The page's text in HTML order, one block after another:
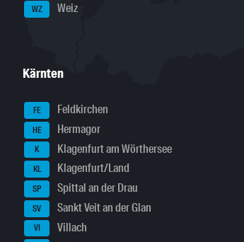
WZ Weiz
Kärnten
FE Feldkirchen
HE Hermagor
K Klagenfurt am Wörthersee
KL Klagenfurt/Land
SP Spittal an der Drau
SV Sankt Veit an der Glan
VI Villach